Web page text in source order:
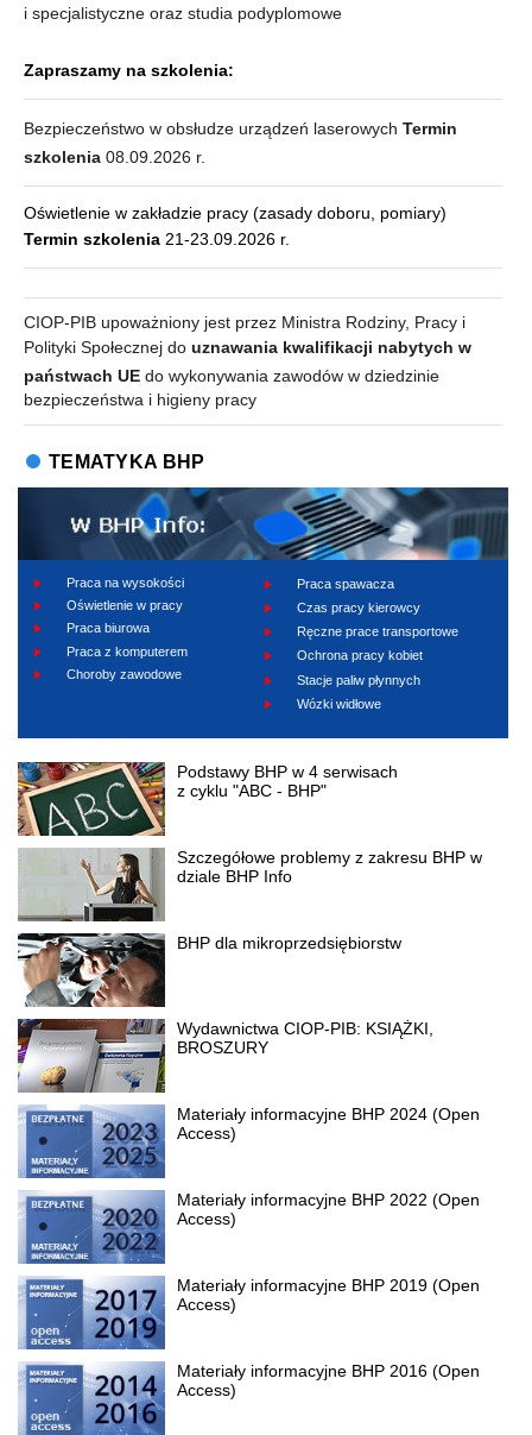
i specjalistyczne oraz studia podyplomowe
Zapraszamy na szkolenia:
Bezpieczeństwo w obsłudze urządzeń laserowych Termin
szkolenia 08.09.2026 r.
Oświetlenie w zakładzie pracy (zasady doboru, pomiary)
Termin szkolenia 21-23.09.2026 r.
CIOP-PIB upoważniony jest przez Ministra Rodziny, Pracy i
Polityki Społecznej do uznawania kwalifikacji nabytych w
państwach UE do wykonywania zawodów w dziedzinie
bezpieczeństwa i higieny pracy
TEMATYKA BHP
Praca na wysokości
Oświetlenie w pracy
Praca biurowa
Praca z komputerem
Choroby zawodowe
Praca spawacza
Czas pracy kierowcy
Ręczne prace transportowe
Ochrona pracy kobiet
Stacje paliw płynnych
Wózki widłowe
Podstawy BHP w 4 serwisach
z cyklu "ABC - BHP"
Szczegółowe problemy z zakresu BHP w
dziale BHP Info
BHP dla mikroprzedsiębiorstw
Wydawnictwa CIOP-PIB: KSIĄŻKI,
BROSZURY
Materiały informacyjne BHP 2024 (Open
Access)
Materiały informacyjne BHP 2022 (Open
Access)
Materiały informacyjne BHP 2019 (Open
Access)
Materiały informacyjne BHP 2016 (Open
Access)